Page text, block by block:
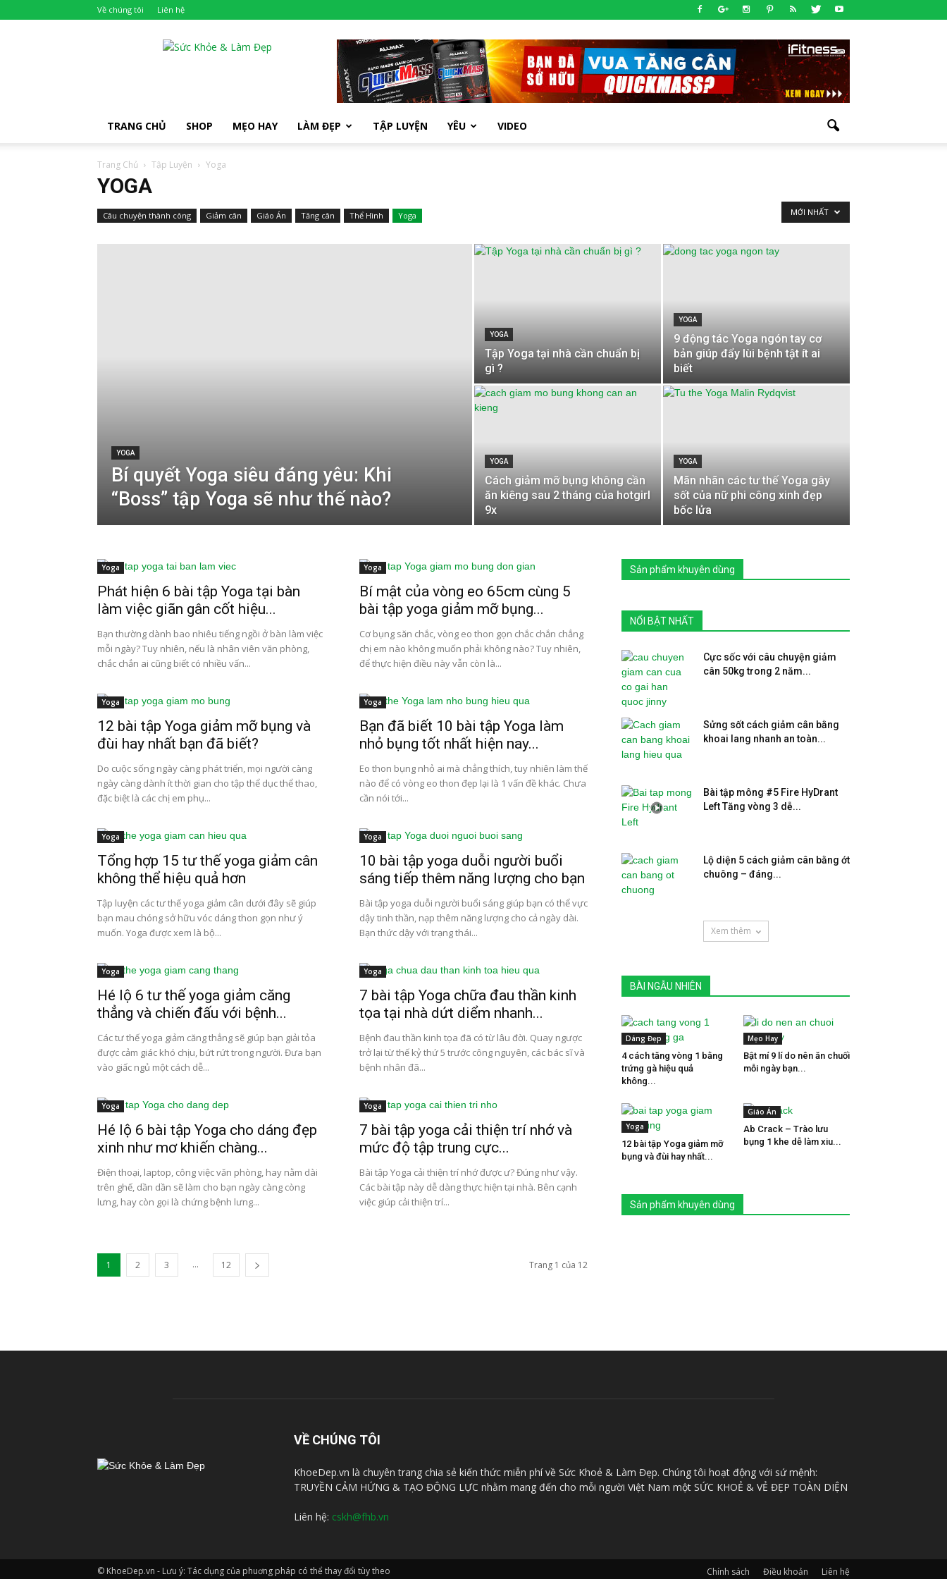
Về chúng tôi Liên hệ
TRANG CHỦ SHOP MẸO HAY LÀM ĐẸP TẬP LUYỆN YÊU VIDEO
Trang Chủ Tập Luyện Yoga
YOGA
Câu chuyện thành công Giảm cân Giáo Án Tăng cân Thể Hình Yoga MỚI NHẤT
YOGA
Bí quyết Yoga siêu đáng yêu: Khi
“Boss” tập Yoga sẽ như thế nào?
YOGA
Tập Yoga tại nhà cần chuẩn bị
gì ?
YOGA
9 động tác Yoga ngón tay cơ
bản giúp đẩy lùi bệnh tật ít ai
biết
YOGA
Cách giảm mỡ bụng không cần
ăn kiêng sau 2 tháng của hotgirl
9x
YOGA
Mãn nhãn các tư thế Yoga gây
sốt của nữ phi công xinh đẹp
bốc lửa
Yoga
Phát hiện 6 bài tập Yoga tại bàn
làm việc giãn gân cốt hiệu...
Bạn thường dành bao nhiêu tiếng ngồi ở bàn làm việc
mỗi ngày? Tuy nhiên, nếu là nhân viên văn phòng,
chắc chắn ai cũng biết có nhiều vấn...
Yoga
Bí mật của vòng eo 65cm cùng 5
bài tập yoga giảm mỡ bụng...
Cơ bụng săn chắc, vòng eo thon gọn chắc chắn chẳng
chị em nào không muốn phải không nào? Tuy nhiên,
để thực hiện điều này vẫn còn là...
Yoga
12 bài tập Yoga giảm mỡ bụng và
đùi hay nhất bạn đã biết?
Do cuộc sống ngày càng phát triển, mọi người càng
ngày càng dành ít thời gian cho tập thể dục thể thao,
đặc biệt là các chị em phụ...
Yoga
Bạn đã biết 10 bài tập Yoga làm
nhỏ bụng tốt nhất hiện nay...
Eo thon bụng nhỏ ai mà chẳng thích, tuy nhiên làm thế
nào để có vòng eo thon đẹp lại là 1 vấn đề khác. Chưa
cần nói tới...
Yoga
Tổng hợp 15 tư thế yoga giảm cân
không thể hiệu quả hơn
Tập luyện các tư thế yoga giảm cân dưới đây sẽ giúp
bạn mau chóng sở hữu vóc dáng thon gọn như ý
muốn. Yoga được xem là bộ...
Yoga
10 bài tập yoga duỗi người buổi
sáng tiếp thêm năng lượng cho bạn
Bài tập yoga duỗi người buổi sáng giúp bạn có thể vực
dậy tinh thần, nạp thêm năng lượng cho cả ngày dài.
Bạn thức dậy với trạng thái...
Yoga
Hé lộ 6 tư thế yoga giảm căng
thẳng và chiến đấu với bệnh...
Các tư thế yoga giảm căng thẳng sẽ giúp bạn giải tỏa
được cảm giác khó chịu, bứt rứt trong người. Đưa bạn
vào giấc ngủ một cách dễ...
Yoga
7 bài tập Yoga chữa đau thần kinh
tọa tại nhà dứt diểm nhanh...
Bệnh đau thần kinh tọa đã có từ lâu đời. Quay ngược
trở lại từ thế kỷ thứ 5 trước công nguyên, các bác sĩ và
bệnh nhân đã...
Yoga
Hé lộ 6 bài tập Yoga cho dáng đẹp
xinh như mơ khiến chàng...
Điện thoại, laptop, công việc văn phòng, hay nằm dài
trên ghế, dần dần sẽ làm cho bạn ngày càng còng
lưng, hay còn gọi là chứng bệnh lưng...
Yoga
7 bài tập yoga cải thiện trí nhớ và
mức độ tập trung cực...
Bài tập Yoga cải thiện trí nhớ được ư? Đúng như vậy.
Các bài tập này dễ dàng thực hiện tại nhà. Bên cạnh
việc giúp cải thiện trí...
1 2 3 ... 12 Trang 1 của 12
Sản phẩm khuyên dùng
NỔI BẬT NHẤT
Cực sốc với câu chuyện giảm
cân 50kg trong 2 năm...
Sửng sốt cách giảm cân bằng
khoai lang nhanh an toàn...
Bài tập mông #5 Fire HyDrant
Left Tăng vòng 3 dễ...
Lộ diện 5 cách giảm cân bằng ớt
chuông – đáng...
Xem thêm
BÀI NGẪU NHIÊN
Dáng Đẹp
4 cách tăng vòng 1 bằng
trứng gà hiệu quả
không...
Mẹo Hay
Bật mí 9 lí do nên ăn chuối
mỗi ngày bạn...
Yoga
12 bài tập Yoga giảm mỡ
bụng và đùi hay nhất...
Giáo Án
Ab Crack – Trào lưu
bụng 1 khe dễ làm xiu...
Sản phẩm khuyên dùng
VỀ CHÚNG TÔI
KhoeDep.vn là chuyên trang chia sẻ kiến thức miễn phí về Sức Khoẻ & Làm Đẹp. Chúng tôi hoạt động với sứ mệnh:
TRUYỀN CẢM HỨNG & TẠO ĐỘNG LỰC nhằm mang đến cho mỗi người Việt Nam một SỨC KHOẺ & VẺ ĐẸP TOÀN DIỆN
Liên hệ: cskh@fhb.vn
Chính sách Điều khoản Liên hệ
© KhoeDep.vn - Lưu ý: Tác dụng của phuơng pháp có thể thay đổi tùy theo